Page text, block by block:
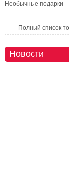
Необычные подарки
Полный список
Новости